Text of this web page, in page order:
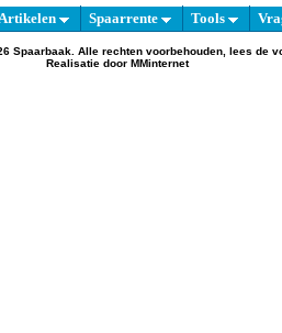
Spaarrente Tools
Spaarbaak. Alle rechten voorbehouden, lees de
Realisatie door MMinternet